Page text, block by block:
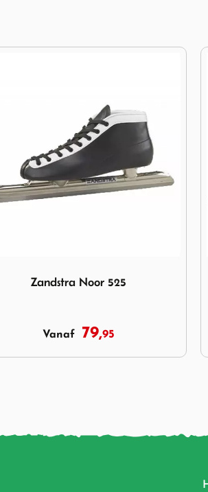
Viking Nagano Marathon Special
Vanaf 549,95